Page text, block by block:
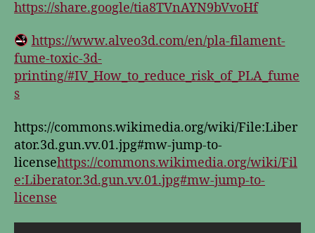
https://share.google/tia8TVnAYN9bVvoHf
https://www.alveo3d.com/en/pla-filament-
fume-toxic-3d-
printing/#IV_How_to_reduce_risk_of_PLA_fume
s
https://commons.wikimedia.org/wiki/File:Liber
ator.3d.gun.vv.01.jpg#mw-jump-to-
licensehttps://commons.wikimedia.org/wiki/Fil
e:Liberator.3d.gun.vv.01.jpg#mw-jump-to-
license